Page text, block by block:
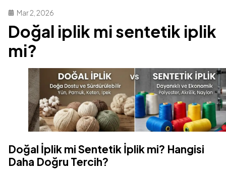
Mar 2, 2026
Doğal iplik mi sentetik iplik
mi?
Doğal İplik mi Sentetik İplik mi? Hangisi
Daha Doğru Tercih?